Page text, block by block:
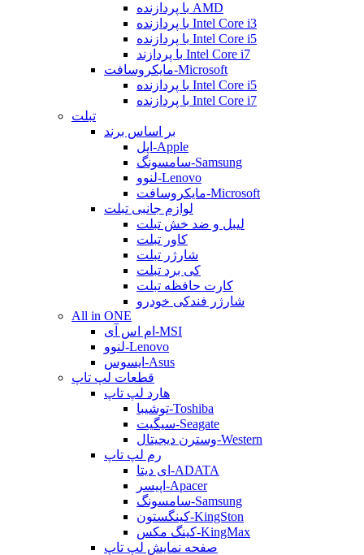
با پردازنده AMD
با پردازنده Intel Core i3
با پردازنده Intel Core i5
با پردازند Intel Core i7
مایکروسافت-Microsoft
با پردازنده Intel Core i5
با پردازنده Intel Core i7
تبلت
بر اساس برند
اپل-Apple
سامسونگ-Samsung
لنوو-Lenovo
مایکروسافت-Microsoft
لوازم جانبی تبلت
لیبل و ضد خش تبلت
کاور تبلت
شارژر تبلت
کی برد تبلت
کارت حافظه تبلت
شارژر فندکی خودرو
All in ONE
ام اس آی-MSI
لنوو-Lenovo
ایسوس-Asus
قطعات لپ تاپ
هارد لپ تاپ
توشیبا-Toshiba
سیگیت-Seagate
وسترن دیجیتال-Western
رم لپ تاپ
ای دیتا-ADATA
اپیسر-Apacer
سامسونگ-Samsung
کینگستون-KingSton
کینگ مکس-KingMax
صفحه نمایش لپ تاپ